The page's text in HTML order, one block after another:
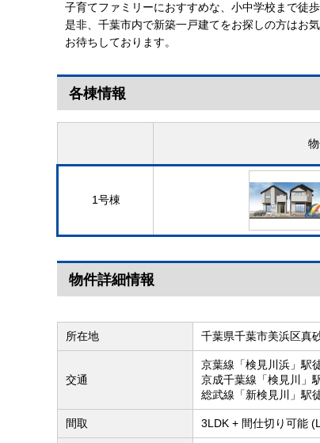
子育てファミリーにおすすめな、小中学校まで徒歩
是非、千葉市内で新築一戸建てをお探しの方はお
お待ちしております。
各棟情報
1号棟
物件詳細情報
所在地 千葉県千葉市美浜区真
交通
京葉線「検見川浜」駅
京成千葉線「検見川」
総武線「新検見川」駅
間取 3LDK + 間仕切り可能